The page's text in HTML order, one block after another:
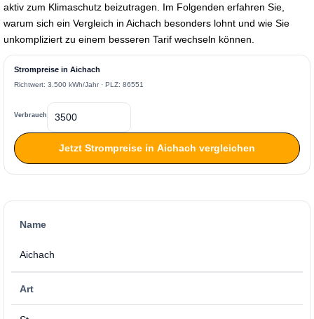
aktiv zum Klimaschutz beizutragen. Im Folgenden erfahren Sie,
warum sich ein Vergleich in Aichach besonders lohnt und wie Sie
unkompliziert zu einem besseren Tarif wechseln können.
Strompreise in Aichach
Richtwert: 3.500 kWh/Jahr · PLZ: 86551
Verbrauch
Jetzt Strompreise in Aichach vergleichen
Name
Aichach
Art